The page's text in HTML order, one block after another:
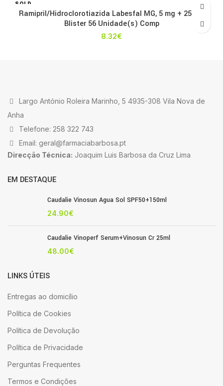
SOLD
OUT
Ramipril/Hidroclorotiazida Labesfal MG, 5 mg + 25 mg
Blister 56 Unidade(s) Comp
8.32€
Largo António Roleira Marinho, 5 4935-308 Vila Nova de
Anha
Telefone: 258 322 743
Email: geral@farmaciabarbosa.pt
Direcção Técnica: Joaquim Luis Barbosa da Cruz Lima
EM DESTAQUE
Caudalie Vinosun Agua Sol SPF50+150ml
24.90€
Caudalie Vinoperf Serum+Vinosun Cr 25ml
48.00€
LINKS ÚTEIS
Entregas ao domicílio
Política de Cookies
Política de Devolução
Política de Privacidade
Perguntas Frequentes
Termos e Condições